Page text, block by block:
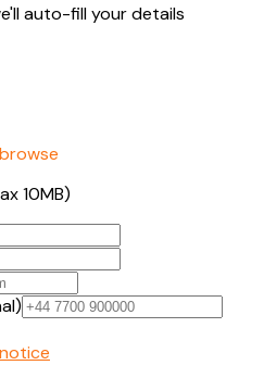
auto-fill your details
browse
10MB)